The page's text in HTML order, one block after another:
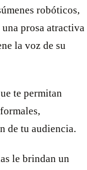
robóticos,
prosa atractiva
la voz de su
te permitan
de tu audiencia.
le brindan un